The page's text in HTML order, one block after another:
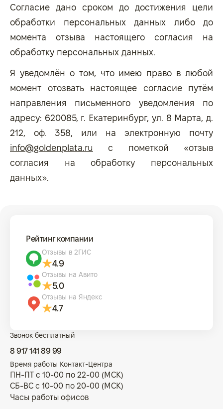
Согласие дано сроком до достижения цели
обработки персональных данных либо до
момента отзыва настоящего согласия на
обработку персональных данных.
Я уведомлён о том, что имею право в любой
момент отозвать настоящее согласие путём
направления письменного уведомления по
адресу: 620085, г. Екатеринбург, ул. 8 Марта, д.
212, оф. 358, или на электронную почту
info@goldenplata.ru
с пометкой «отзыв
согласия на обработку персональных
данных».
Рейтинг компании
Отзывы в 2ГИС
4.9
Отзывы на Авито
5.0
Отзывы на Яндекс
4.7
Звонок бесплатный
8 917 141 89 99
Время работы Контакт-Центра
ПН-ПТ с 10-00 по 22-00 (МСК)
СБ-ВС с 10-00 по 20-00 (МСК)
Часы работы офисов